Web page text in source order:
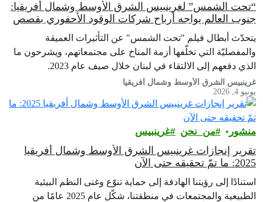
“تحت الشمس” لغرينبيس الشرق الأوسط وشمال أفريقيا:
جنوب العالم يواجه أرباح شركات الوقود الأحفوري بقصص
عن الصمود
يتحدّث أبطال فيلم "تحت الشمس" عن التأثيرات العميقة
والمفصليّة التي تخلّفها أزمة المناخ على مجتمعاتهم، ويشرحون ما
الذي دفعهم إلى الالتقاء في لبنان خلال صيف عام 2023.
غرينبيس الشرق الأوسط وشمال أفريقيا
يونيو 4, 2026
منشور من_نحن غرينبيس‎
تقرير إنجازات غرينبيس الشرق الأوسط وشمال أفريقيا
2025: ما تمّ تحقيقه حتى الآن
استنادًا إلى رؤيتنا الهادفة إلى حماية تنوّع وغنى النظم البيئية
الطبيعية والمجتمعات في منطقتنا، شكّل عام 2025 عامًا من